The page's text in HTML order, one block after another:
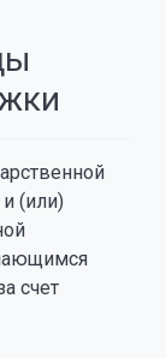
(или)
счет